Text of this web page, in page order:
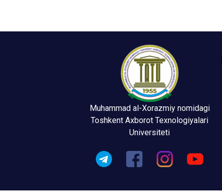
Muhammad al-Xorazmiy nomidagi
Toshkent Axborot Texnologiyalari
Universiteti